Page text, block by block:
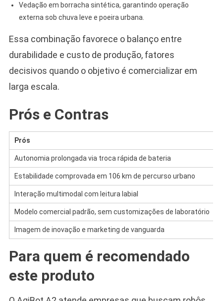
Vedação em borracha sintética, garantindo operação
externa sob chuva leve e poeira urbana.
Essa combinação favorece o balanço entre
durabilidade e custo de produção, fatores
decisivos quando o objetivo é comercializar em
larga escala.
Prós e Contras
Prós
Autonomia prolongada via troca rápida de bateria
Estabilidade comprovada em 106 km de percurso urbano
Interação multimodal com leitura labial
Modelo comercial padrão, sem customizações de laboratório
Imagem de inovação e marketing de vanguarda
Para quem é recomendado
este produto